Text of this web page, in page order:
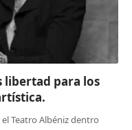
libertad para los
Teatro Albéniz dentro